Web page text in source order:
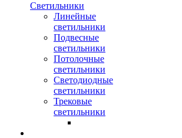
Светильники
Линейные
светильники
Подвесные
светильники
Потолочные
светильники
Светодиодные
светильники
Трековые
светильники